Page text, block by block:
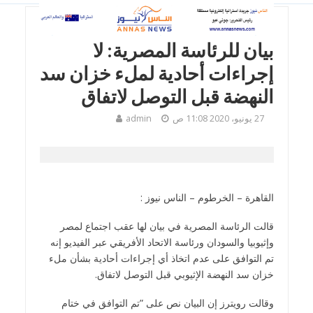
•اقتصاد عالمي اقتصاد عربي•سياسة عالمية
بيان للرئاسة المصرية: لا
إجراءات أحادية لملء خزان سد
النهضة قبل التوصل لاتفاق
27 يونيو، 2020 11:08 ص admin
القاهرة – الخرطوم – الناس نيوز :
قالت الرئاسة المصرية في بيان لها عقب اجتماع لمصر
وإثيوبيا والسودان ورئاسة الاتحاد الأفريقي عبر الفيديو إنه
تم التوافق على عدم اتخاذ أي إجراءات أحادية بشأن ملء
خزان سد النهضة الإثيوبي قبل التوصل لاتفاق.
وقالت رويترز إن البيان نص على ”تم التوافق في ختام